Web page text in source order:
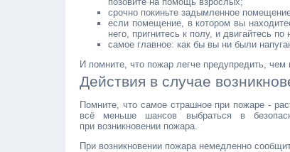
срочно покиньте задымленное
если помещение, в котором вы
него, пригнитесь к полу, и двигайтесь
самое главное: как бы вы ни были
И помните, что пожар легче предупредить, чем
Действия в случае
Помните, что самое страшное при пожаре -
всё меньше шансов выбраться в
при возникновении пожара.
При возникновении пожара немедленно